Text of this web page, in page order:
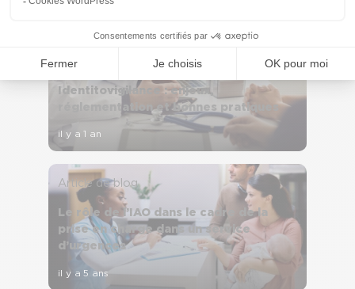
Article de blog
Identitovigilance : enjeux,
réglementation et bonnes pratiques
il y a 1 an
Article de blog
Le rôle de l’IAO dans le cadre de la
prise en charge dans un service
d’urgences
il y a 5 ans